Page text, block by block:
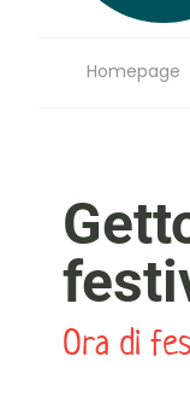
Homepage
Ora di